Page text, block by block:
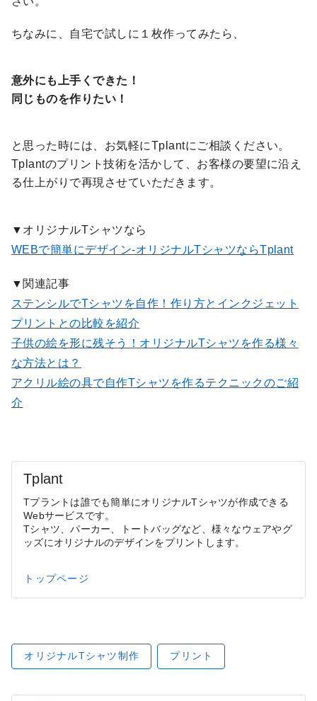
ちなみに、自宅で試しに１枚作ってみたら、
意外にも上手くできた！
同じものを作りたい！
と思った時には、お気軽にTplantにご相談ください。
Tplantのプリント技術を活かして、お客様の要望に沿え
る仕上がりで再現させていただきます。
▼オリジナルTシャツなら
WEBで簡単にデザイン-オリジナルTシャツならTplant
▼関連記事
ステンシルでTシャツを自作！作り方とインクジェット
プリントとの比較を紹介
子供の絵を形に残そう！オリジナルTシャツを作る様々
な方法とは？
アクリル絵の具で自作Tシャツを作るテクニックのご紹
介
Tplant
Tプラントは誰でも簡単にオリジナルTシャツが作成できる
Webサービスです。
Tシャツ、パーカー、トートバッグなど、様々なウェアやグ
ッズにオリジナルのデザインをプリントします。
トップページ
オリジナルTシャツ制作 プリント